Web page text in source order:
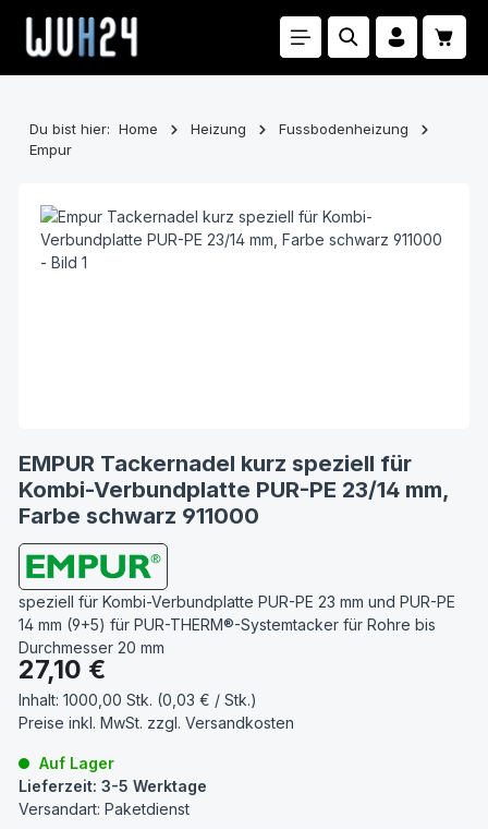
Zum Hauptinhalt springen
Du bist hier: Home Heizung
Fussbodenheizung
Empur
EMPUR Tackernadel kurz speziell für
Kombi-Verbundplatte PUR-PE 23/14 mm,
Farbe schwarz 911000
speziell für Kombi-Verbundplatte PUR-PE 23 mm und PUR-PE
14 mm (9+5) für PUR-THERM®-Systemtacker für Rohre bis
Durchmesser 20 mm
Regulärer Preis:
27,10 €
Inhalt: 1000,00 Stk. (0,03 € / Stk.)
Preise inkl. MwSt. zzgl. Versandkosten
Auf Lager
Lieferzeit: 3-5 Werktage
Versandart: Paketdienst